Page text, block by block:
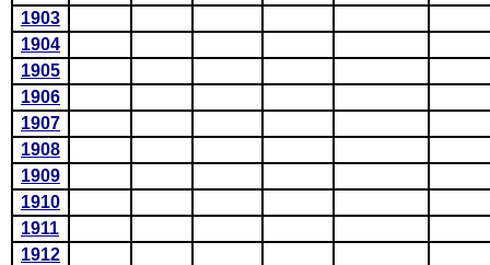
1903
1904
1905
1906
1907
1908
1909
1910
1911
1912